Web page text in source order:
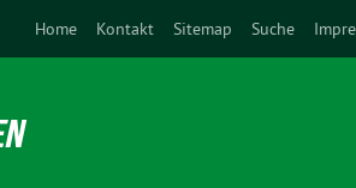
Home Kontakt Sitemap Suche